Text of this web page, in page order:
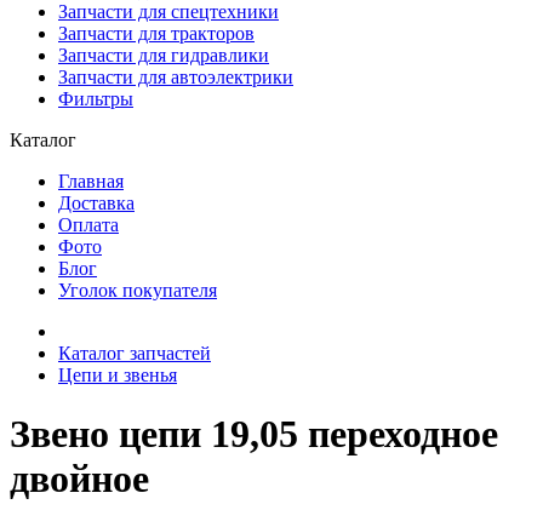
Запчасти для спецтехники
Запчасти для тракторов
Запчасти для гидравлики
Запчасти для автоэлектрики
Фильтры
Каталог
Главная
Доставка
Оплата
Фото
Блог
Уголок покупателя
Каталог запчастей
Цепи и звенья
Звено цепи 19,05 переходное
двойное